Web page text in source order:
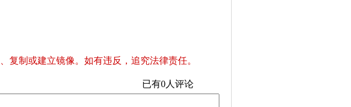
复制或建立镜像。如有违反，追究法律责任。
已有0人评论